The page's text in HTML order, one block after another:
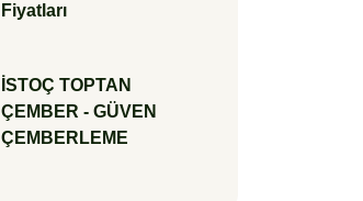
Fiyatları
İSTOÇ TOPTAN
ÇEMBER - GÜVEN
ÇEMBERLEME